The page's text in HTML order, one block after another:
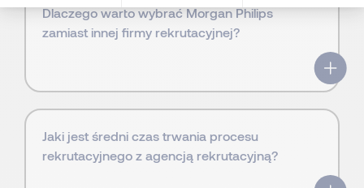
Dlaczego warto wybrać Morgan Philips
zamiast innej firmy rekrutacyjnej?
Jaki jest średni czas trwania procesu
rekrutacyjnego z agencją rekrutacyjną?